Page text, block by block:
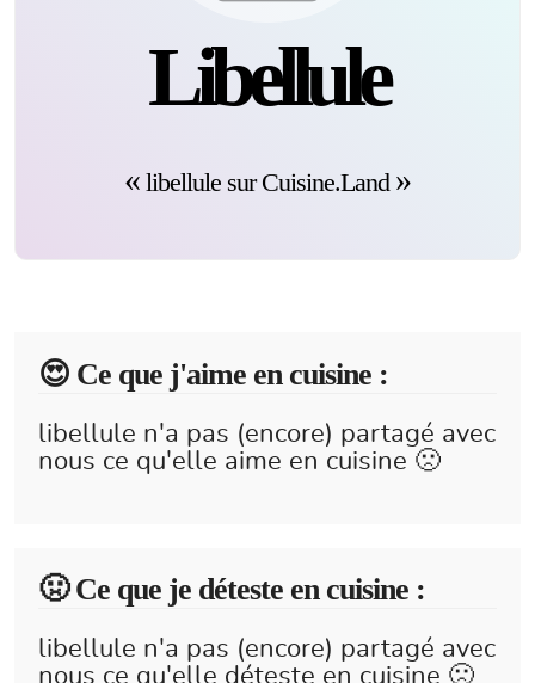
libellule
libellule sur Cuisine.Land
😍️ Ce que j'aime en cuisine :
libellule n'a pas (encore) partagé avec
nous ce qu'elle aime en cuisine 🙁
🤢 Ce que je déteste en cuisine :
libellule n'a pas (encore) partagé avec
nous ce qu'elle déteste en cuisine 🙁